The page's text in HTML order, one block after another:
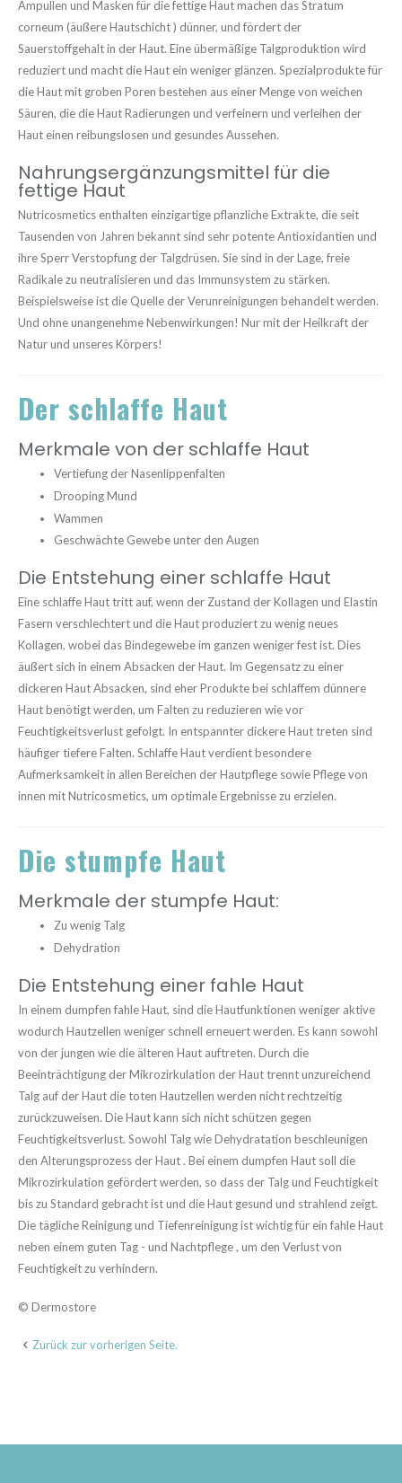
Ampullen und Masken für die fettige Haut machen das Stratum
corneum (äußere Hautschicht ) dünner, und fördert der
Sauerstoffgehalt in der Haut. Eine übermäßige Talgproduktion wird
reduziert und macht die Haut ein weniger glänzen. Spezialprodukte für
die Haut mit groben Poren bestehen aus einer Menge von weichen
Säuren, die die Haut Radierungen und verfeinern und verleihen der
Haut einen reibungslosen und gesundes Aussehen.
Nahrungsergänzungsmittel für die
fettige Haut
Nutricosmetics enthalten einzigartige pflanzliche Extrakte, die seit
Tausenden von Jahren bekannt sind sehr potente Antioxidantien und
ihre Sperr Verstopfung der Talgdrüsen. Sie sind in der Lage, freie
Radikale zu neutralisieren und das Immunsystem zu stärken.
Beispielsweise ist die Quelle der Verunreinigungen behandelt werden.
Und ohne unangenehme Nebenwirkungen! Nur mit der Heilkraft der
Natur und unseres Körpers!
Der schlaffe Haut
Merkmale von der schlaffe Haut
Vertiefung der Nasenlippenfalten
Drooping Mund
Wammen
Geschwächte Gewebe unter den Augen
Die Entstehung einer schlaffe Haut
Eine schlaffe Haut tritt auf, wenn der Zustand der Kollagen und Elastin
Fasern verschlechtert und die Haut produziert zu wenig neues
Kollagen, wobei das Bindegewebe im ganzen weniger fest ist. Dies
äußert sich in einem Absacken der Haut. Im Gegensatz zu einer
dickeren Haut Absacken, sind eher Produkte bei schlaffem dünnere
Haut benötigt werden, um Falten zu reduzieren wie vor
Feuchtigkeitsverlust gefolgt. In entspannter dickere Haut treten sind
häufiger tiefere Falten. Schlaffe Haut verdient besondere
Aufmerksamkeit in allen Bereichen der Hautpflege sowie Pflege von
innen mit Nutricosmetics, um optimale Ergebnisse zu erzielen.
Die stumpfe Haut
Merkmale der stumpfe Haut:
Zu wenig Talg
Dehydration
Die Entstehung einer fahle Haut
In einem dumpfen fahle Haut, sind die Hautfunktionen weniger aktive
wodurch Hautzellen weniger schnell erneuert werden. Es kann sowohl
von der jungen wie die älteren Haut auftreten. Durch die
Beeinträchtigung der Mikrozirkulation der Haut trennt unzureichend
Talg auf der Haut die toten Hautzellen werden nicht rechtzeitig
zurückzuweisen. Die Haut kann sich nicht schützen gegen
Feuchtigkeitsverlust. Sowohl Talg wie Dehydratation beschleunigen
den Alterungsprozess der Haut . Bei einem dumpfen Haut soll die
Mikrozirkulation gefördert werden, so dass der Talg und Feuchtigkeit
bis zu Standard gebracht ist und die Haut gesund und strahlend zeigt.
Die tägliche Reinigung und Tiefenreinigung ist wichtig für ein fahle Haut
neben einem guten Tag - und Nachtpflege , um den Verlust von
Feuchtigkeit zu verhindern.
© Dermostore
Zurück zur vorherigen Seite.